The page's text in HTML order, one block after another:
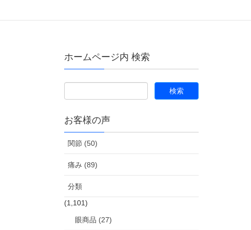
ホームページ内 検索
お客様の声
関節 (50)
痛み (89)
分類
(1,101)
眼商品 (27)